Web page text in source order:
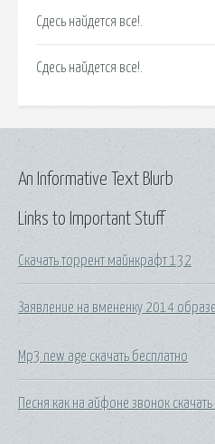
Сдесь найдется все!.
Сдесь найдется все!.
Links to Important Stuff
Скачать торрент майнкрафт 132
Заявление на вмененку 2014
Mp3 new age скачать бесплатно
Песня как на айфоне звонок
An Informative Text Blurb